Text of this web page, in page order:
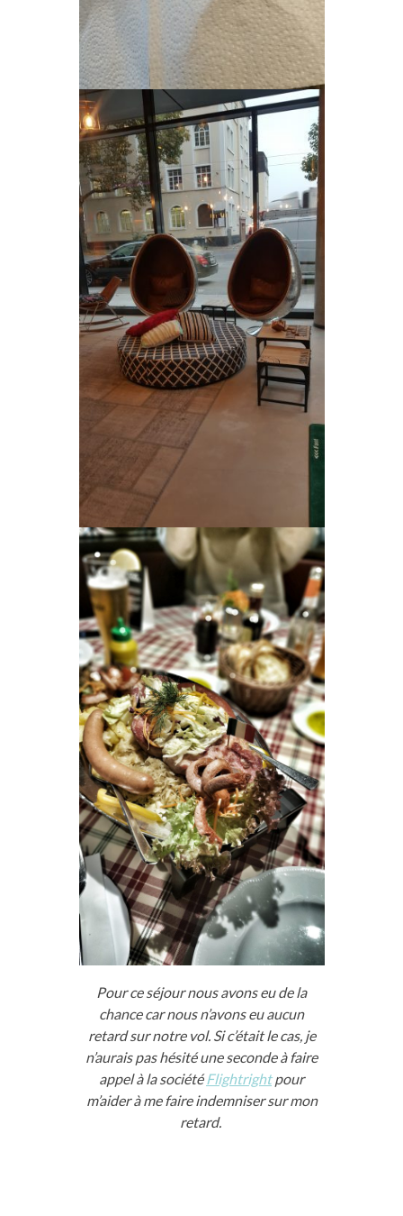
Pour ce séjour nous avons eu de la
chance car nous n’avons eu aucun
retard sur notre vol. Si c’était le cas, je
n’aurais pas hésité une seconde à faire
appel à la sociétéFlightrightpour
m’aider à me faire indemniser sur mon
retard.